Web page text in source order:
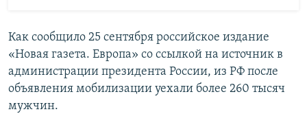
Как сообщило 25 сентября российское издание
«Новая газета. Европа» со ссылкой на источник в
администрации президента России, из РФ после
объявления мобилизации уехали более 260 тысяч
мужчин.